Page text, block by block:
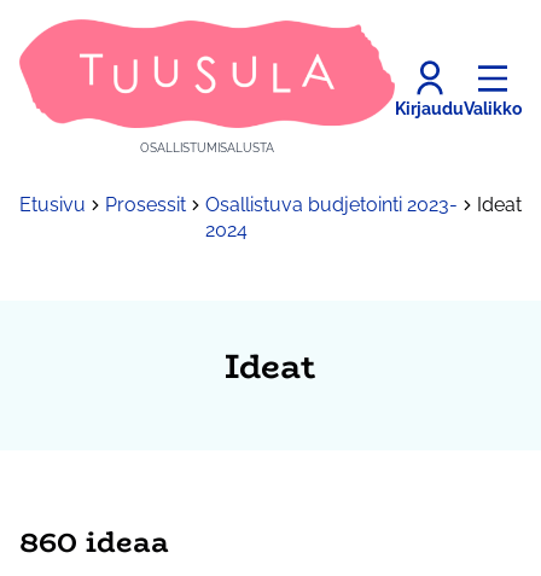
OSALLISTUMISALUSTA
KirjauduValikko
Etusivu Prosessit
Osallistuva budjetointi 2023-
2024
Ideat
Ideat
860 ideaa